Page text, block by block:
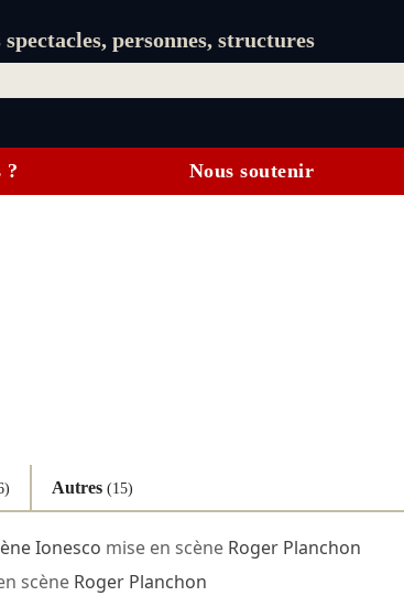
personnes, structures
? Nous soutenir
Autres (15)
Ionesco mise en scène Roger Planchon
scène Roger Planchon